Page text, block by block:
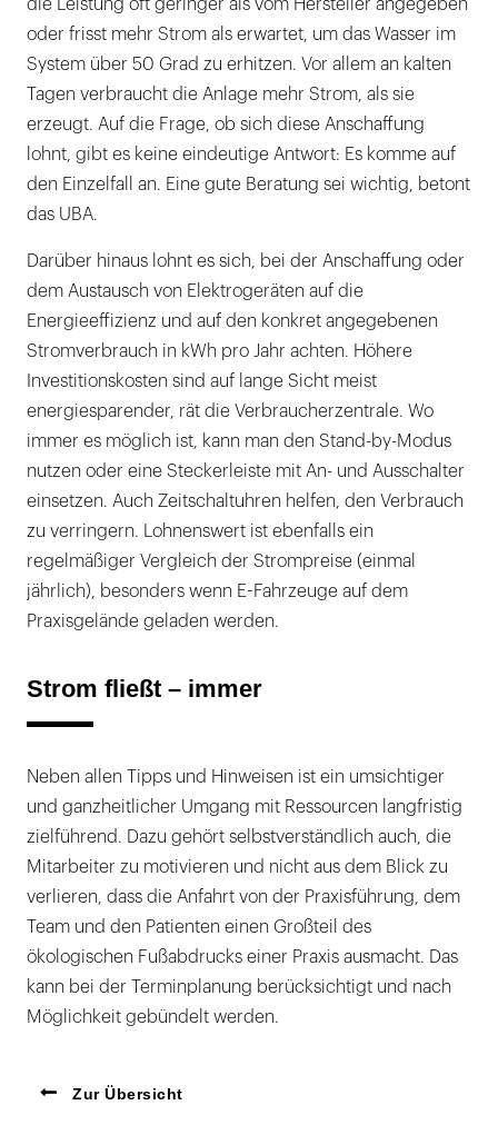
die Leistung oft geringer als vom Hersteller angegeben
oder frisst mehr Strom als erwartet, um das Wasser im
System über 50 Grad zu erhitzen. Vor allem an kalten
Tagen verbraucht die Anlage mehr Strom, als sie
erzeugt. Auf die Frage, ob sich diese Anschaffung
lohnt, gibt es keine eindeutige Antwort: Es komme auf
den Einzelfall an. Eine gute Beratung sei wichtig, betont
das UBA.
Darüber hinaus lohnt es sich, bei der Anschaffung oder
dem Austausch von Elektrogeräten auf die
Energieeffizienz und auf den konkret angegebenen
Stromverbrauch in kWh pro Jahr achten. Höhere
Investitionskosten sind auf lange Sicht meist
energiesparender, rät die Verbraucherzentrale. Wo
immer es möglich ist, kann man den Stand-by-Modus
nutzen oder eine Steckerleiste mit An- und Ausschalter
einsetzen. Auch Zeitschaltuhren helfen, den Verbrauch
zu verringern. Lohnenswert ist ebenfalls ein
regelmäßiger Vergleich der Strompreise (einmal
jährlich), besonders wenn E-Fahrzeuge auf dem
Praxisgelände geladen werden.
Strom fließt – immer
Neben allen Tipps und Hinweisen ist ein umsichtiger
und ganzheitlicher Umgang mit Ressourcen langfristig
zielführend. Dazu gehört selbstverständlich auch, die
Mitarbeiter zu motivieren und nicht aus dem Blick zu
verlieren, dass die Anfahrt von der Praxisführung, dem
Team und den Patienten einen Großteil des
ökologischen Fußabdrucks einer Praxis ausmacht. Das
kann bei der Terminplanung berücksichtigt und nach
Möglichkeit gebündelt werden.
Zur Übersicht